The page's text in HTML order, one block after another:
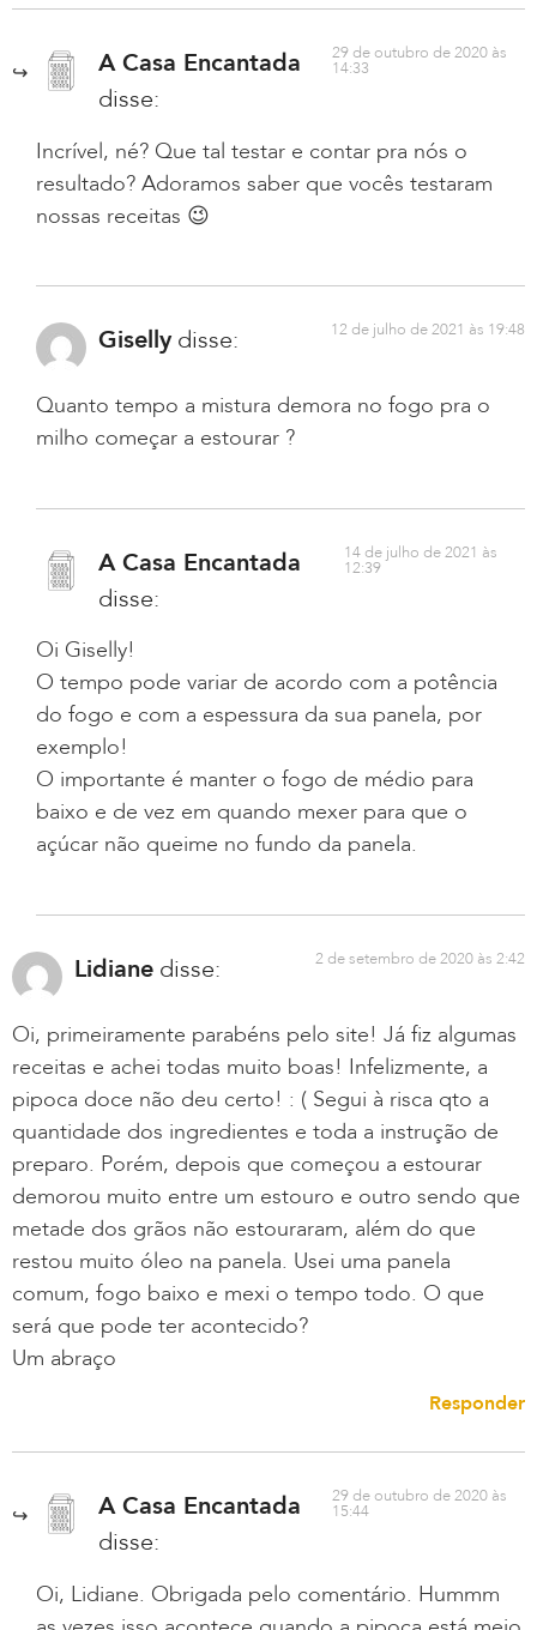
A Casa Encantada
disse:
29 de outubro de 2020 às
14:33
Incrível, né? Que tal testar e contar pra nós o
resultado? Adoramos saber que vocês testaram
nossas receitas 😉
Giselly disse: 12 de julho de 2021 às 19:48
Quanto tempo a mistura demora no fogo pra o
milho começar a estourar ?
A Casa Encantada
disse:
14 de julho de 2021 às
12:39
Oi Giselly!
O tempo pode variar de acordo com a potência
do fogo e com a espessura da sua panela, por
exemplo!
O importante é manter o fogo de médio para
baixo e de vez em quando mexer para que o
açúcar não queime no fundo da panela.
Lidiane disse: 2 de setembro de 2020 às 2:42
Oi, primeiramente parabéns pelo site! Já fiz algumas
receitas e achei todas muito boas! Infelizmente, a
pipoca doce não deu certo! : ( Segui à risca qto a
quantidade dos ingredientes e toda a instrução de
preparo. Porém, depois que começou a estourar
demorou muito entre um estouro e outro sendo que
metade dos grãos não estouraram, além do que
restou muito óleo na panela. Usei uma panela
comum, fogo baixo e mexi o tempo todo. O que
será que pode ter acontecido?
Um abraço
Responder
A Casa Encantada
disse:
29 de outubro de 2020 às
15:44
Oi, Lidiane. Obrigada pelo comentário. Hummm